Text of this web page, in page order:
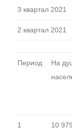
3 квартал 2021
2 квартал 2021
Период
На
1
10 979